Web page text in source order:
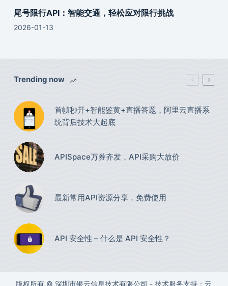
尾号限行API：智能交通，轻松应对限行挑战
2026-01-13
Trending now
首帧秒开+智能鉴黄+直播答题，阿里云直播系
统背后技术大起底
APISpace万券齐发，API采购大放价
最新常用API资源分享，免费使用​
API 安全性 – 什么是 API 安全性？
版权所有 © 深圳市银云信息技术有限公司 - 技术服务支持：云